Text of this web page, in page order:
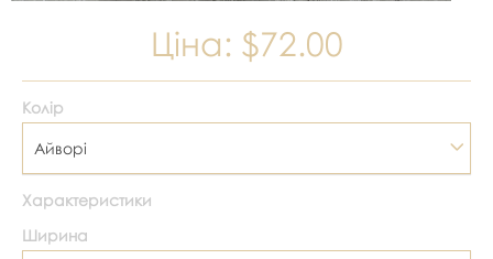
Ціна: $72.00
Колір
Айворі
Характеристики
Ширина